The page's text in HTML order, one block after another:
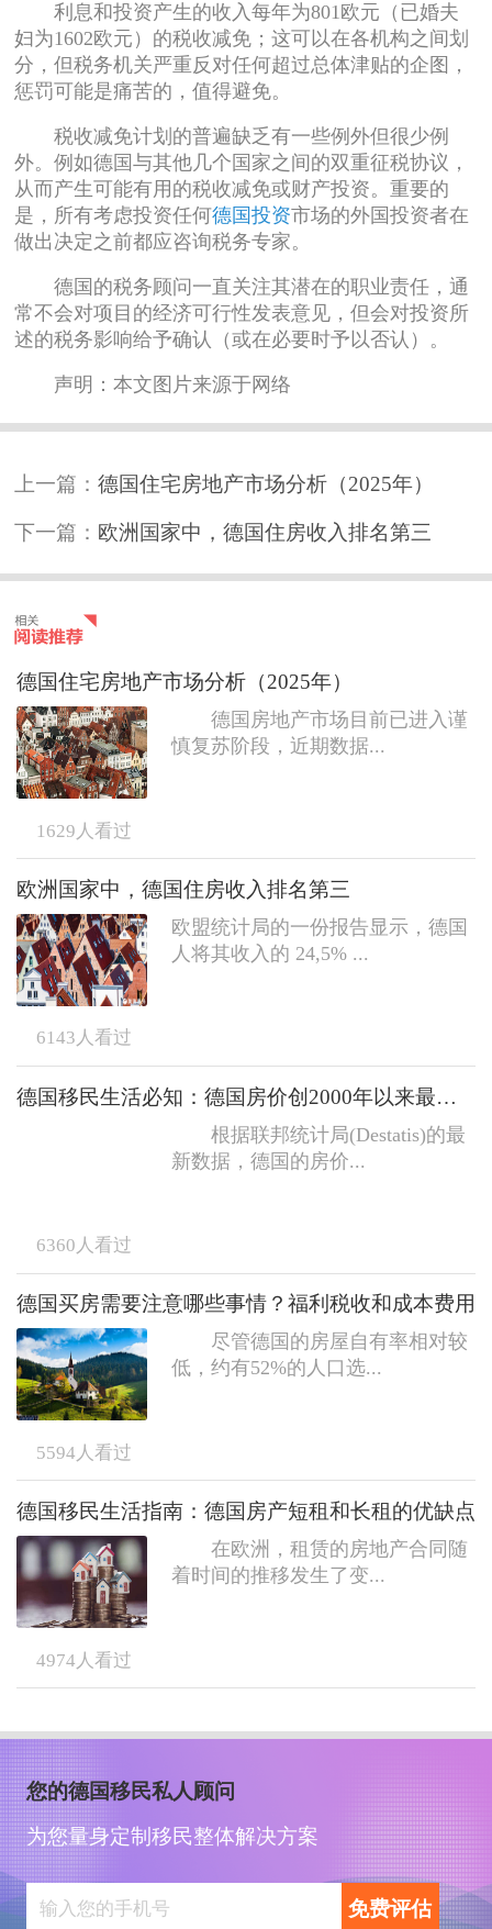
利息和投资产生的收入每年为801欧元（已婚夫
妇为1602欧元）的税收减免；这可以在各机构之间划
分，但税务机关严重反对任何超过总体津贴的企图，
惩罚可能是痛苦的，值得避免。
税收减免计划的普遍缺乏有一些例外但很少例
外。例如德国与其他几个国家之间的双重征税协议，
从而产生可能有用的税收减免或财产投资。重要的
是，所有考虑投资任何德国投资市场的外国投资者在
做出决定之前都应咨询税务专家。
德国的税务顾问一直关注其潜在的职业责任，通
常不会对项目的经济可行性发表意见，但会对投资所
述的税务影响给予确认（或在必要时予以否认）。
声明：本文图片来源于网络
上一篇：德国住宅房地产市场分析（2025年）
下一篇： 欧洲国家中，德国住房收入排名第三
德国住宅房地产市场分析（2025年）
德国房地产市场目前已进入谨
慎复苏阶段，近期数据...
1629 人看过
欧洲国家中，德国住房收入排名第三
欧盟统计局的一份报告显示，德国
人将其收入的 24,5% ...
6143 人看过
德国移民生活必知：德国房价创2000年以来最大跌幅
根据联邦统计局(Destatis)的最
新数据，德国的房价...
6360 人看过
德国买房需要注意哪些事情？福利税收和成本费用
尽管德国的房屋自有率相对较
低，约有52%的人口选...
5594 人看过
德国移民生活指南：德国房产短租和长租的优缺点
在欧洲，租赁的房地产合同随
着时间的推移发生了变...
4974 人看过
您的德国移民私人顾问
为您量身定制移民整体解决方案
免费评估